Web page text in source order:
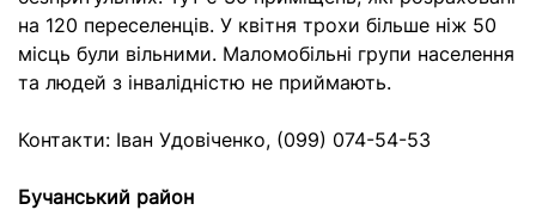
на 120 переселенців. У квітня трохи більше ніж 50
місць були вільними. Маломобільні групи населення
та людей з інвалідністю не приймають.
Контакти: Іван Удовіченко, (099) 074-54-53
Бучанський район